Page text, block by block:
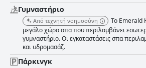
Γυμναστήριο
Από τεχνητή νοημοσύνη
Το Emerald
μεγάλο χώρο σπα που περιλαμβάνει
γυμναστήριο. Οι εγκαταστάσεις σπα
και υδρομασάζ.
Πάρκινγκ